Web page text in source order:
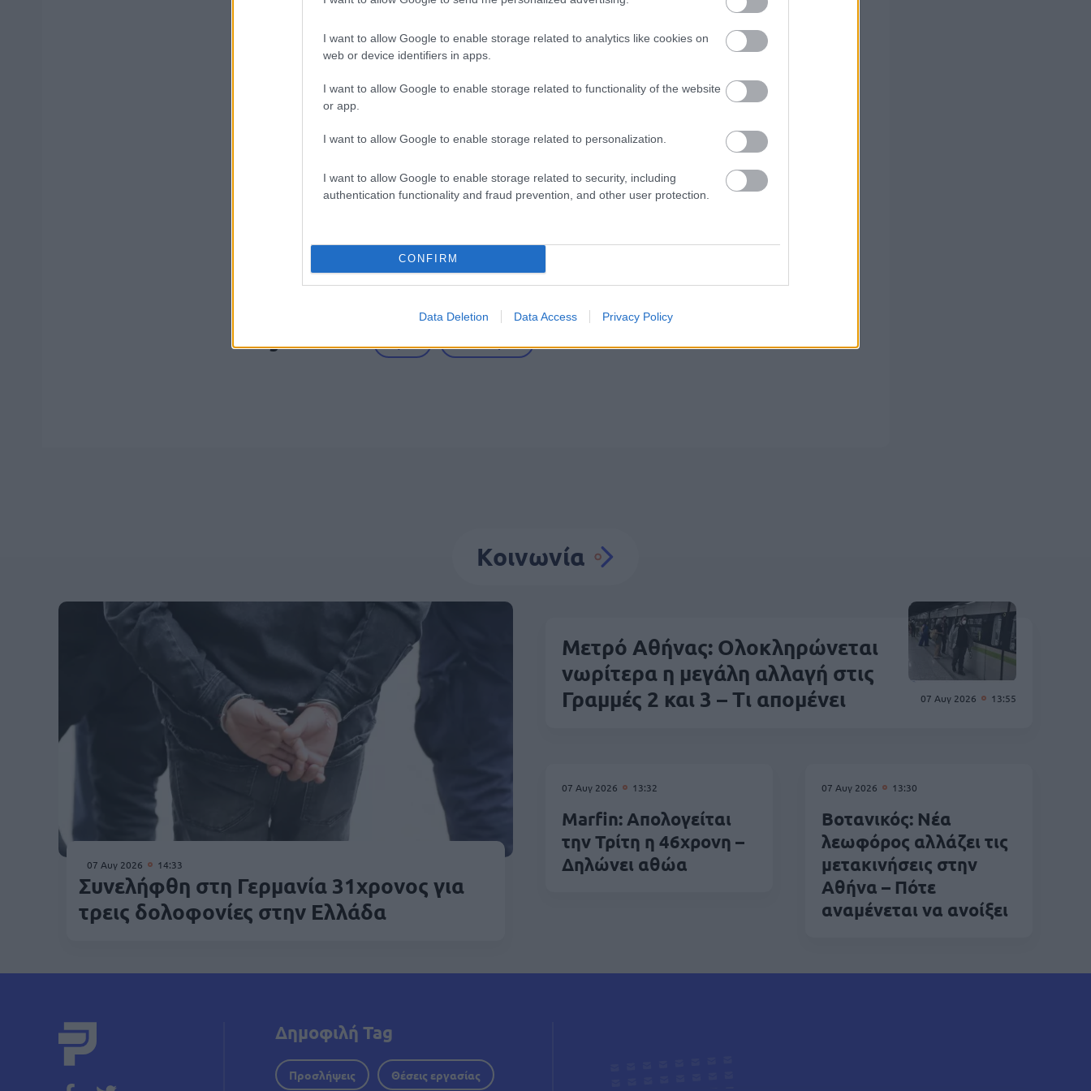
I want to allow Google to enable storage related to analytics like cookies on
web or device identifiers in apps.
I want to allow Google to enable storage related to functionality of the website
or app.
I want to allow Google to enable storage related to personalization.
I want to allow Google to enable storage related to security, including
authentication functionality and fraud prevention, and other user protection.
CONFIRM
Data Deletion Data Access Privacy Policy
ΥΠΕΣ: Προγραμματισμός προσλήψεων 2027 - Παρατείνεται το Β'
Προσλήψεις αναπληρωτών: Περίπου 30.000 ονόματα στην α' φάση
Tags
Κοινωνία
07 Αυγ 2026 14:33
Συνελήφθη στη Γερμανία 31χρονος για
τρεις δολοφονίες στην Ελλάδα
07 Αυγ 2026 13:55
Μετρό Αθήνας: Ολοκληρώνεται
νωρίτερα η μεγάλη αλλαγή στις
Γραμμές 2 και 3 – Τι απομένει
07 Αυγ 2026 13:32
Marfin: Απολογείται
την Τρίτη η 46χρονη –
Δηλώνει αθώα
07 Αυγ 2026 13:30
Βοτανικός: Νέα
λεωφόρος αλλάζει τις
μετακινήσεις στην
Αθήνα – Πότε
αναμένεται να ανοίξει
Δημοφιλή Tag
Προσλήψεις Θέσεις εργασίας